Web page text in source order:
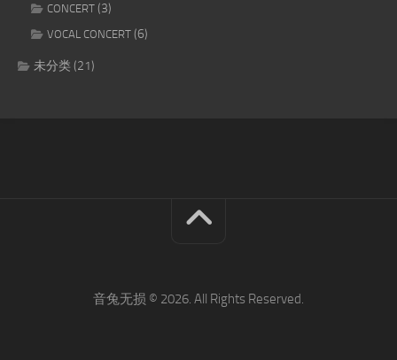
CONCERT (3)
VOCAL CONCERT (6)
未分类(21)
音兔无损 © 2026. All Rights Reserved.